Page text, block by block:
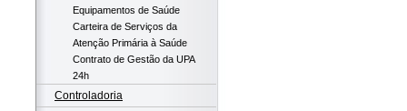
Equipamentos de Saúde
Carteira de Serviços da
Atenção Primária à Saúde
Contrato de Gestão da UPA
24h
Controladoria